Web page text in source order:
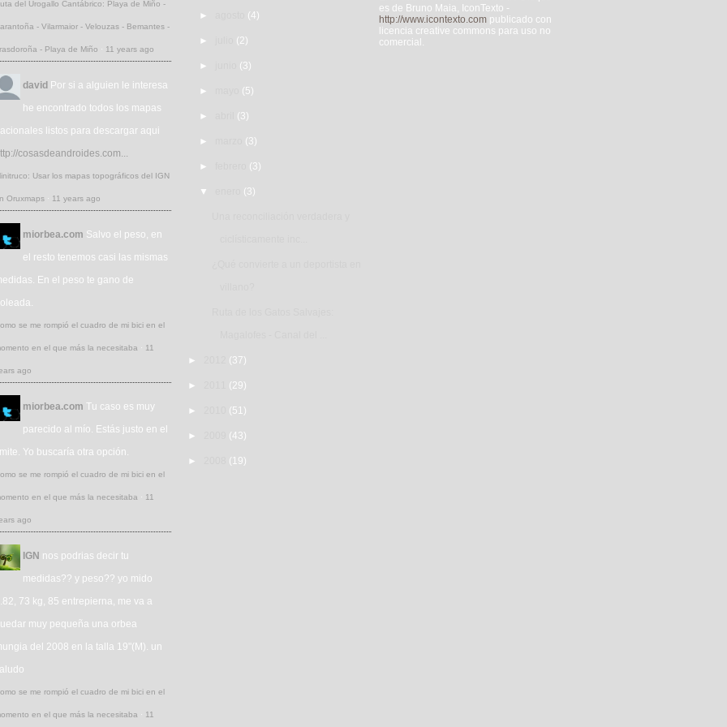
del Urogallo Cantábrico: Playa de Miño -
- Vilarmaior - Velouzas - Bemantes -
- Playa de Miño · 11 years ago
david Por si a alguien le interesa
he encontrado todos los mapas
listos para descargar aqui
cosasdeandroides.com...
Usar los mapas topográficos del IGN
Oruxmaps · 11 years ago
miorbea.com Salvo el peso, en
el resto tenemos casi las mismas
En el peso te gano de
se me rompió el cuadro de mi bici en el
en el que más la necesitaba · 11
ago
miorbea.com Tu caso es muy
parecido al mío. Estás justo en el
Yo buscaría otra opción.
se me rompió el cuadro de mi bici en el
en el que más la necesitaba · 11
ago
IGN nos podrias decir tu
medidas?? y peso?? yo mido
73 kg, 85 entrepierna, me va a
muy pequeña una orbea
del 2008 en la talla 19"(M). un
se me rompió el cuadro de mi bici en el
en el que más la necesitaba · 11
► (4)
► (2)
► (3)
► (5)
► (3)
► (3)
► (3)
▼ (3)
► (37)
► (29)
► (51)
► (43)
► (19)
es de Bruno Maia, IconTexto -
http://www.icontexto.com publicado con
licencia creative commons para uso no
comercial.